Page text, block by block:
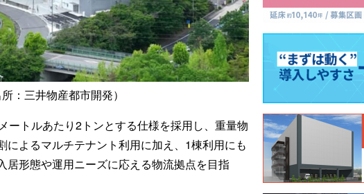
：三井物産都市開発）
ートルあたり2トンとする仕様を採用し、重量物
よるマルチテナント利用に加え、1棟利用にも
居形態や運用ニーズに応える物流拠点を目指